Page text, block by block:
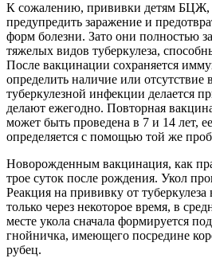
К сожалению, прививки детям БЦЖ,
предупредить заражение и
форм болезни. Зато они полностью
тяжелых видов туберкулеза,
После вакцинации сохраняется
определить наличие или отсутствие
туберкулезной инфекции делается
делают ежегодно. Повторная
может быть проведена в 7 и 14 лет,
определяется с помощью той же
Новорожденным вакцинация, как
трое суток после рождения. Укол
Реакция на прививку от туберкулеза
только через некоторое время, в
месте укола сначала формируется
гнойничка, имеющего посредине
рубец.